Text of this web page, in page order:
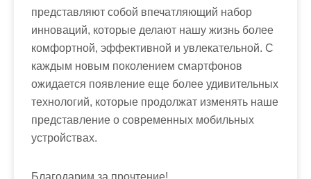
представляют собой впечатляющий набор
инноваций, которые делают нашу жизнь более
комфортной, эффективной и увлекательной. С
каждым новым поколением смартфонов
ожидается появление еще более удивительных
технологий, которые продолжат изменять наше
представление о современных мобильных
устройствах.